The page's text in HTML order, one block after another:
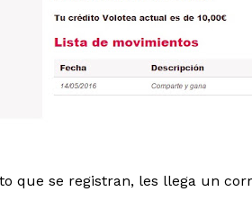
que se registran, les llega un